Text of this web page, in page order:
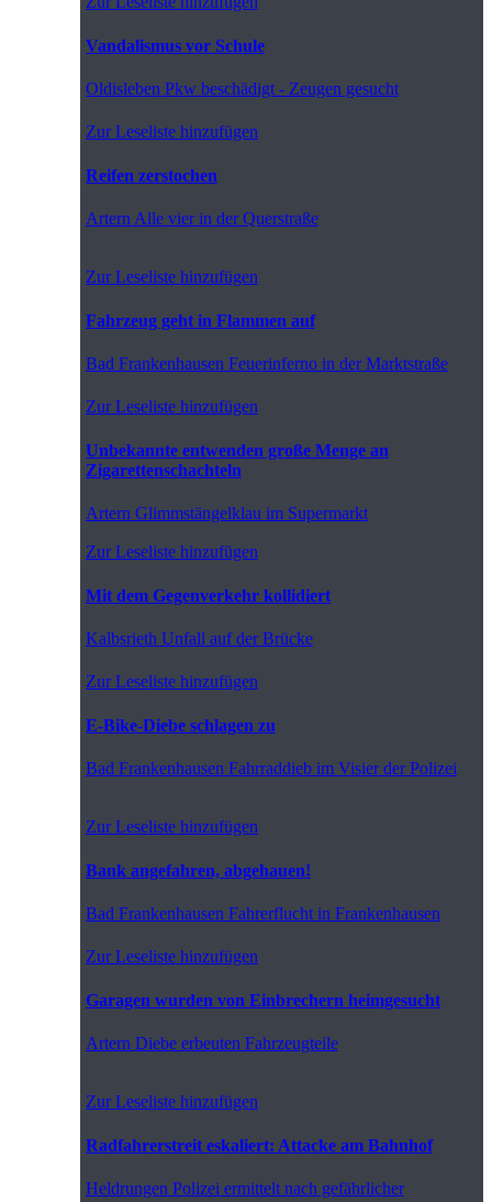
Vandalismus vor Schule
Oldisleben Pkw beschädigt - Zeugen gesucht
Zur Leseliste hinzufügen
Reifen zerstochen
Artern Alle vier in der Querstraße
Zur Leseliste hinzufügen
Fahrzeug geht in Flammen auf
Bad Frankenhausen Feuerinferno in der Marktstraße
Zur Leseliste hinzufügen
Unbekannte entwenden große Menge an
Zigarettenschachteln
Artern Glimmstängelklau im Supermarkt
Zur Leseliste hinzufügen
Mit dem Gegenverkehr kollidiert
Kalbsrieth Unfall auf der Brücke
Zur Leseliste hinzufügen
E-Bike-Diebe schlagen zu
Bad Frankenhausen Fahrraddieb im Visier der Polizei
Zur Leseliste hinzufügen
Bank angefahren, abgehauen!
Bad Frankenhausen Fahrerflucht in Frankenhausen
Zur Leseliste hinzufügen
Garagen wurden von Einbrechern heimgesucht
Artern Diebe erbeuten Fahrzeugteile
Zur Leseliste hinzufügen
Radfahrerstreit eskaliert: Attacke am Bahnhof
Heldrungen Polizei ermittelt nach gefährlicher